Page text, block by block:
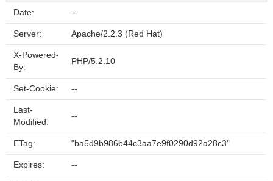
Date: --
Server: Apache/2.2.3 (Red Hat)
X-Powered-
By:
PHP/5.2.10
Set-Cookie: --
Last-
Modified:
--
ETag: "ba5d9b986b44c3aa7e9f0290d92a28c3"
Expires: --